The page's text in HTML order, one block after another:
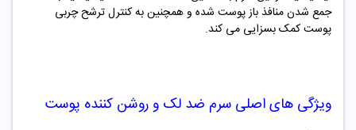
جمع شدن منافذ باز پوست شده و همچنین به کنترل ترشح چربی
پوست کمک بسزایی می کند.
ویژگی های اصلی سرم ضد لک و روشن کننده پوست